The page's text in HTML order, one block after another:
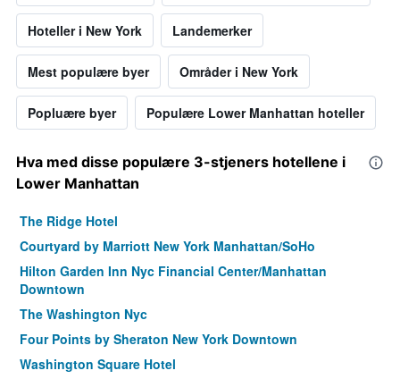
Hoteller i New York Landemerker
Mest populære byer Områder i New York
Popluære byer Populære Lower Manhattan hoteller
Hva med disse populære 3-stjeners hotellene i
Lower Manhattan
The Ridge Hotel
Courtyard by Marriott New York Manhattan/SoHo
Hilton Garden Inn Nyc Financial Center/Manhattan
Downtown
The Washington Nyc
Four Points by Sheraton New York Downtown
Washington Square Hotel